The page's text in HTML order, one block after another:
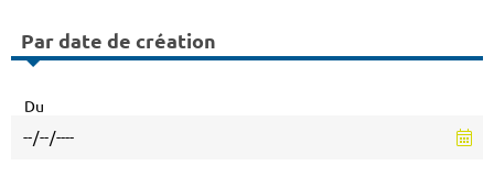
Par date de création
Du